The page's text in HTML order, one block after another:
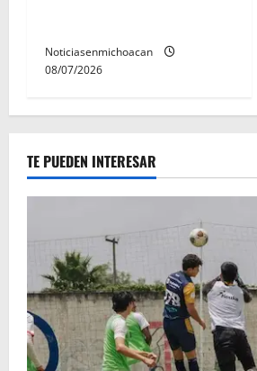
Noticiasenmichoacan
08/07/2026
TE PUEDEN INTERESAR